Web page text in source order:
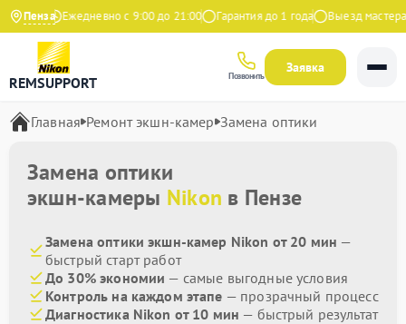
ПензаЕжедневно с 9:00 до 21:00 Гарантия до 1 года Выезд мастера
REMSUPPORT Позвонить
Заявка
Главная Ремонт экшн-камер Замена оптики
Замена оптики
экшн-камеры Nikon в Пензе
Замена оптики экшн-камер Nikon от 20 мин —
быстрый старт работ
До 30% экономии — самые выгодные условия
Контроль на каждом этапе — прозрачный процесс
Диагностика Nikon от 10 мин — быстрый результат